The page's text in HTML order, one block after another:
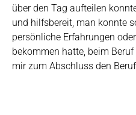
über den Tag aufteilen
und hilfsbereit, man konnte
persönliche Erfahrungen
bekommen hatte, beim
mir zum Abschluss den